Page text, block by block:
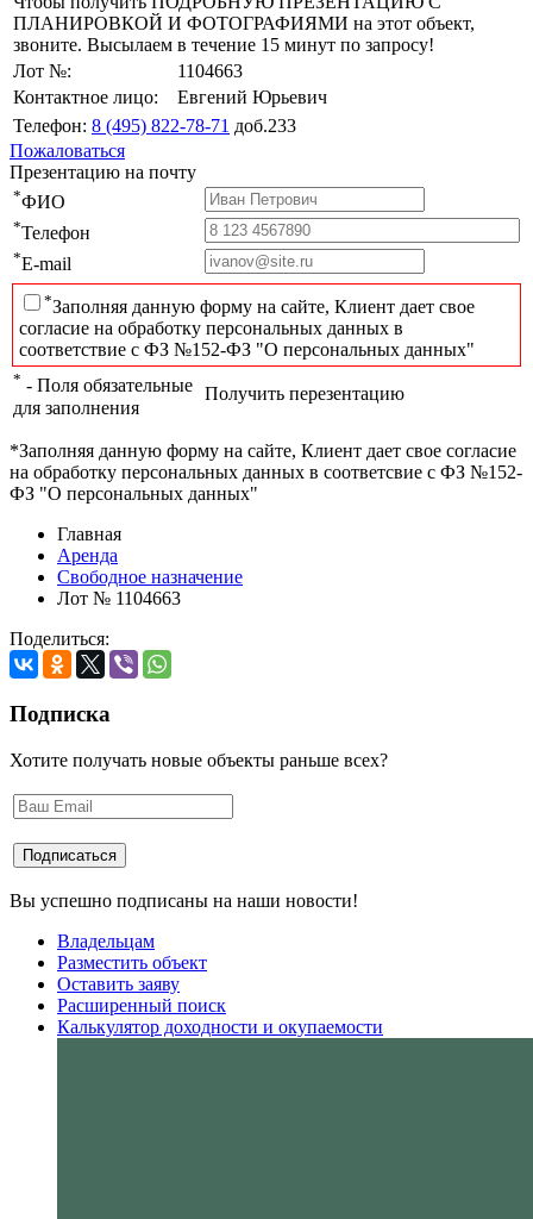
ПЛАНИРОВКОЙ И ФОТОГРАФИЯМИ на этот объект,
звоните. Высылаем в течение 15 минут по запросу!
Лот №:
1104663
Контактное лицо:
Евгений Юрьевич
Телефон: 8 (495) 822-78-71 доб.233
Пожаловаться
Презентацию на почту
*ФИО
*Телефон
*E-mail
*Заполняя данную форму на сайте, Клиент дает свое
согласие на обработку персональных данных в
соответствие с ФЗ №152-ФЗ "О персональных данных"
* - Поля обязательные
для заполнения
Получить перезентацию
*Заполняя данную форму на сайте, Клиент дает свое согласие
на обработку персональных данных в соответсвие с ФЗ №152-
ФЗ "О персональных данных"
Главная
Аренда
Свободное назначение
Лот № 1104663
Поделиться:
Подписка
Хотите получать новые объекты раньше всех?
Вы успешно подписаны на наши новости!
Владельцам
Разместить объект
Оставить заяву
Расширенный поиск
Калькулятор доходности и окупаемости